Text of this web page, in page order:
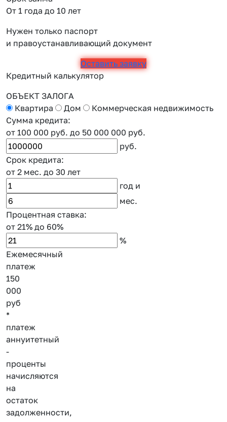
От 1 года до 10 лет
Нужен только паспорт
и правоустанавливающий документ
Оставить заявку
Кредитный калькулятор
ОБЪЕКТ ЗАЛОГА
Квартира
Дом
Коммерческая недвижимость
Сумма кредита:
от 100 000 руб. до 50 000 000 руб.
руб.
Срок кредита:
от 2 мес. до 30 лет
год и
мес.
Процентная ставка:
от 21% до 60%
%
Ежемесячный
платеж
150
000
руб
*
платеж
аннуитетный
-
проценты
начисляются
на
остаток
задолженности,